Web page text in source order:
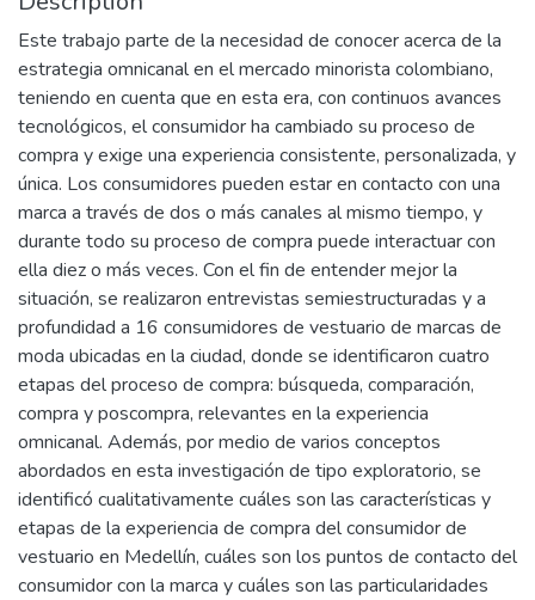
Este trabajo parte de la necesidad de conocer acerca de la
estrategia omnicanal en el mercado minorista colombiano,
teniendo en cuenta que en esta era, con continuos avances
tecnológicos, el consumidor ha cambiado su proceso de
compra y exige una experiencia consistente, personalizada, y
única. Los consumidores pueden estar en contacto con una
marca a través de dos o más canales al mismo tiempo, y
durante todo su proceso de compra puede interactuar con
ella diez o más veces. Con el fin de entender mejor la
situación, se realizaron entrevistas semiestructuradas y a
profundidad a 16 consumidores de vestuario de marcas de
moda ubicadas en la ciudad, donde se identificaron cuatro
etapas del proceso de compra: búsqueda, comparación,
compra y poscompra, relevantes en la experiencia
omnicanal. Además, por medio de varios conceptos
abordados en esta investigación de tipo exploratorio, se
identificó cualitativamente cuáles son las características y
etapas de la experiencia de compra del consumidor de
vestuario en Medellín, cuáles son los puntos de contacto del
consumidor con la marca y cuáles son las particularidades